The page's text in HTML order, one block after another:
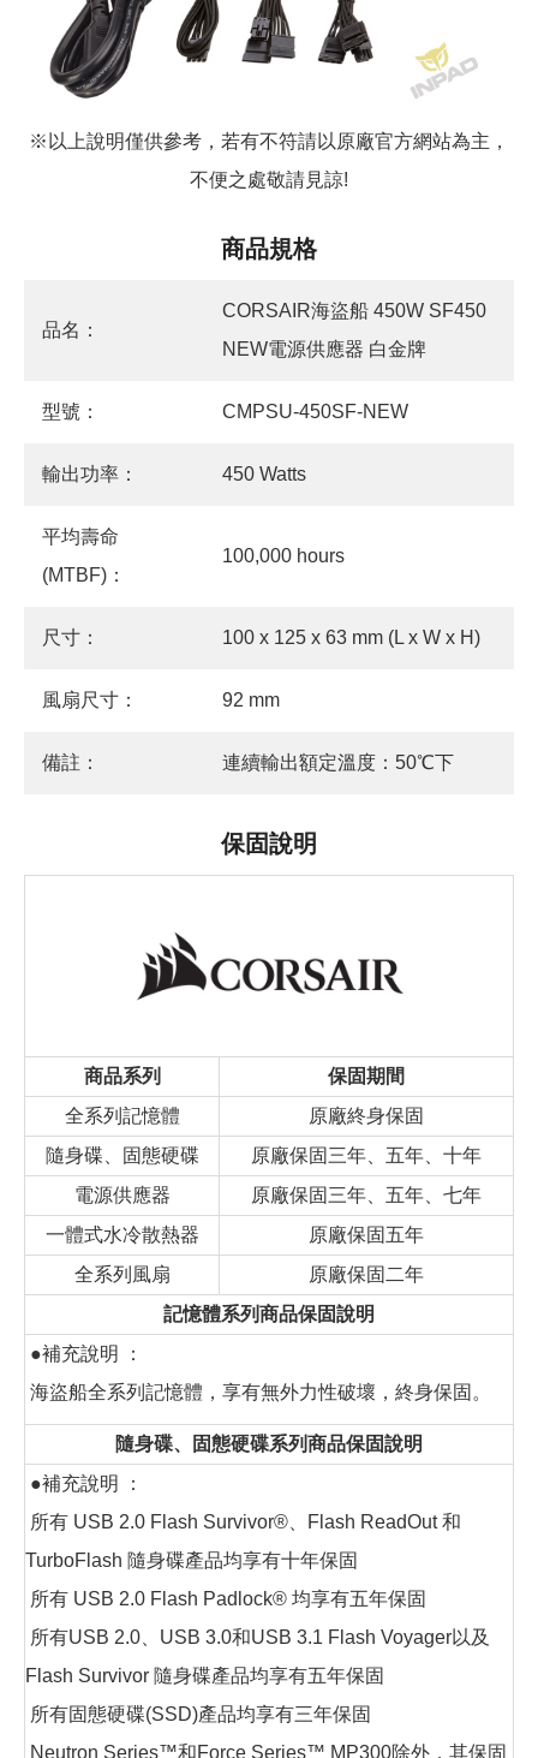
※以上說明僅供參考，若有不符請以原廠官方網站為主，
不便之處敬請見諒!
商品規格
品名：
CORSAIR海盜船 450W SF450
NEW電源供應器 白金牌
型號： CMPSU-450SF-NEW
輸出功率： 450 Watts
平均壽命
(MTBF)：
100,000 hours
尺寸： 100 x 125 x 63 mm (L x W x H)
風扇尺寸： 92 mm
備註： 連續輸出額定溫度：50℃下
保固說明
商品系列
保固期間
全系列記憶體
原廠終身保固
隨身碟、固態硬碟
原廠保固三年、五年、十年
電源供應器
原廠保固三年、五年、七年
一體式水冷散熱器
原廠保固五年
全系列風扇
原廠保固二年
記憶體系列商品保固說明
●補充說明 ：
海盜船全系列記憶體，享有無外力性破壞，終身保固。
隨身碟、固態硬碟系列商品保固說明
●補充說明 ：
所有 USB 2.0 Flash Survivor®、Flash ReadOut 和
TurboFlash 隨身碟產品均享有十年保固
所有 USB 2.0 Flash Padlock® 均享有五年保固
所有USB 2.0、USB 3.0和USB 3.1 Flash Voyager以及
Flash Survivor 隨身碟產品均享有五年保固
所有固態硬碟(SSD)產品均享有三年保固
Neutron Series™和Force Series™ MP300除外，其保固